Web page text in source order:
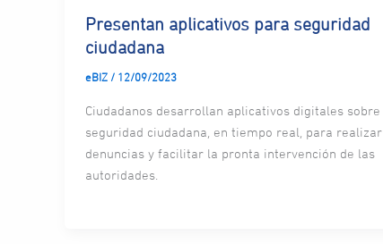
Presentan aplicativos para seguridad
ciudadana
eBIZ / 12/09/2023
Ciudadanos desarrollan aplicativos digitales sobre
seguridad ciudadana, en tiempo real, para realizar
denuncias y facilitar la pronta intervención de las
autoridades.